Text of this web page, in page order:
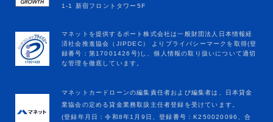
マネットカードローンの編集責任者および編集者は、日本貸金
業協会の定める貸金業務取扱主任者登録を受けています。
(登録年月日：令和8年1月9日、登録番号：K250020096、合